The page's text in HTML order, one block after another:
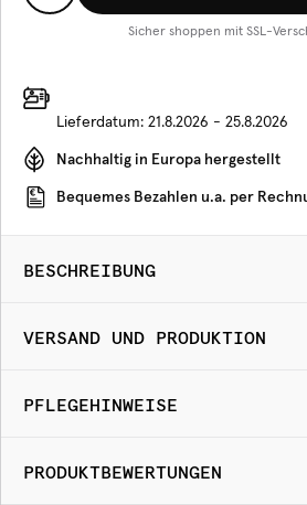
Sicher shoppen mit SSL-
Lieferdatum: 21.8.2026 - 25.8.2026
Nachhaltig in Europa hergestellt
Bequemes Bezahlen u.a. per
BESCHREIBUNG
VERSAND UND PRODUKTION
PFLEGEHINWEISE
PRODUKTBEWERTUNGEN